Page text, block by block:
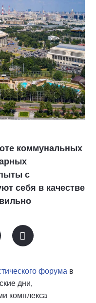
коммунальных
с
себя в качестве
форума в
дни,
комплекса